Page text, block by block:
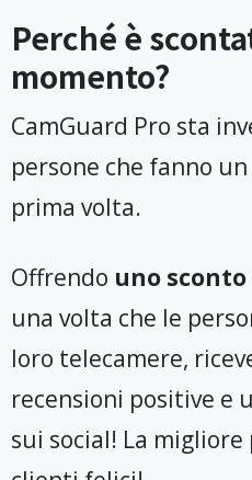
Perché è
momento?
CamGuard Pro sta
persone che fanno
prima volta.
Offrendo uno sconto
una volta che le
loro telecamere,
recensioni positive e
sui social! La